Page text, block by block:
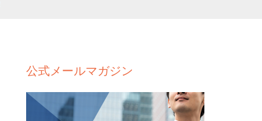
公式メールマガジン